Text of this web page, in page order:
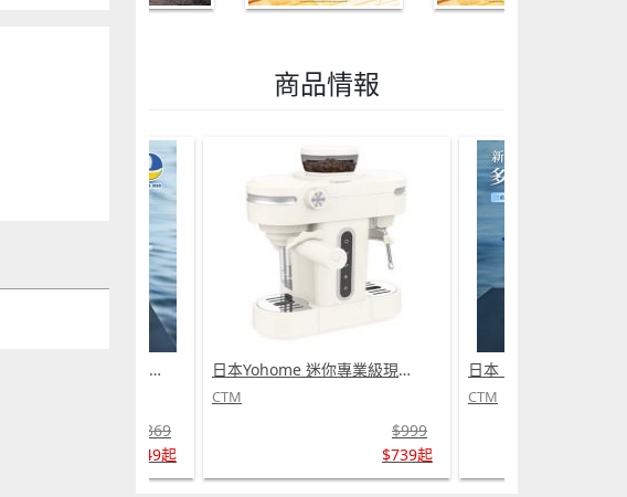
商品情報
日本 DEAR.MIN 雲感多重軟芯柔托緩壓Peace柔眠枕 (需訂貨)
$369
$349起
日本Yohome 迷你專業級現磨鮮萃奶泡3合1半自動家庭意式咖啡機 (需訂貨)
CTM
$999
$739起
CTM